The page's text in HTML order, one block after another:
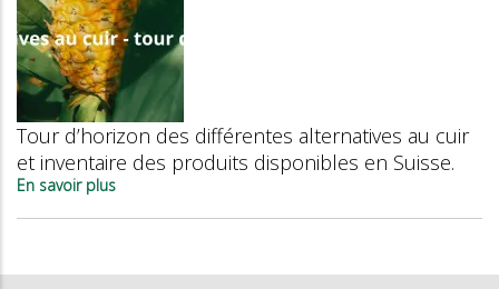
flux
secondaires
a
le
vent
en
poupe
Tour d’horizon des différentes alternatives au cuir
et inventaire des produits disponibles en Suisse.
En savoir plus
au